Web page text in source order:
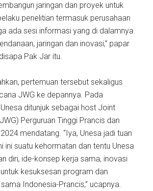
jaringan dan proyek untuk
penelitian termasuk perusahaan
ada sesi informasi yang di dalamnya
jaringan dan inovasi,” papar
Pak Jar itu.
pertemuan tersebut sekaligus
JWG ke depannya. Pada
ditunjuk sebagai host Joint
Perguruan Tinggi Prancis dan
mendatang. “Iya, Unesa jadi tuan
ini suatu kehormatan dan tentu Unesa
diri, ide-konsep kerja sama, inovasi
kesuksesan program dan
Indonesia-Prancis,” ucapnya.